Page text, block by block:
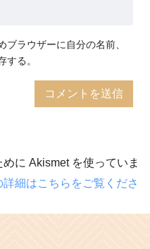
ラウザーに自分の名前、
する。
に Akismet を使っていま
細はこちらをご覧くださ